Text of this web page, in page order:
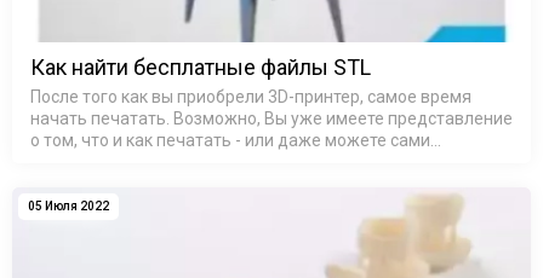
Как найти бесплатные файлы STL
После того как вы приобрели 3D-принтер, самое время
начать печатать. Возможно, Вы уже имеете представление
о том, что и как печатать - или даже можете сами
05 Июля 2022